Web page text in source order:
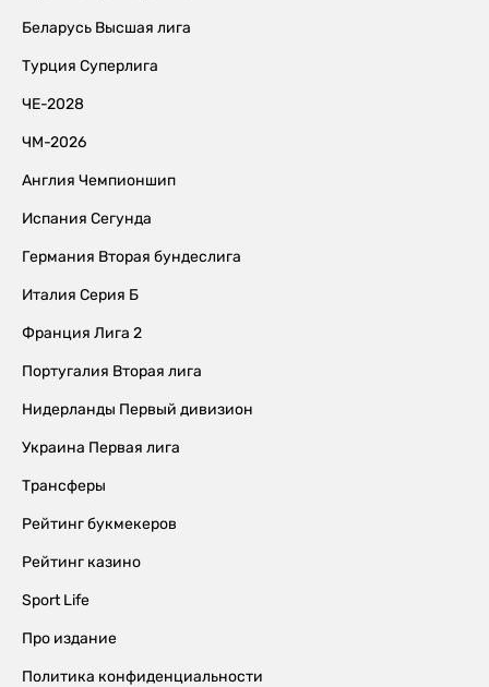
Беларусь Высшая лига
Турция Суперлига
ЧЕ-2028
ЧМ-2026
Англия Чемпионшип
Испания Сегунда
Германия Вторая бундеслига
Италия Серия Б
Франция Лига 2
Португалия Вторая лига
Нидерланды Первый дивизион
Украина Первая лига
Трансферы
Рейтинг букмекеров
Рейтинг казино
Sport Life
Про издание
Политика конфиденциальности